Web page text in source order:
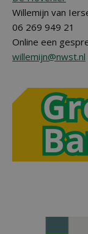
Willemijn van
06 269 949 21
Online een
willemijn@nwst.nl